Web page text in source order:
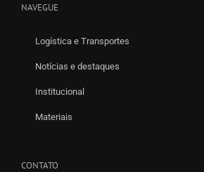
NAVEGUE
Logística e Transportes
Notícias e destaques
Institucional
Materiais
CONTATO